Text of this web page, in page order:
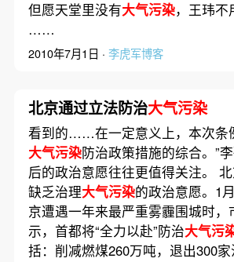
但愿天堂里没有大气污染，王玮不
……
2010年7月1日 · 李虎军博客
北京通过立法防治大气污染
看到的……在一定意义上，本次条
大气污染防治政策措施的综合。”
后的政治意愿往往更值得关注。
缺乏治理大气污染的政治意愿。1
京遭遇一年来最严重雾霾围城时，
示，首都将“全力以赴”防治大气污
括：削减燃煤260万吨，退出300家